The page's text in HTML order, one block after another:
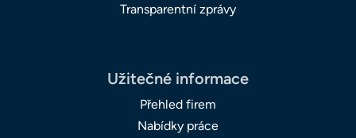
Transparentní zprávy
Užitečné informace
Přehled firem
Nabídky práce